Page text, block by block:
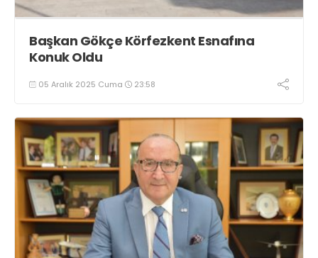
Başkan Gökçe Körfezkent Esnafına
Konuk Oldu
05 Aralık 2025 Cuma 23:58